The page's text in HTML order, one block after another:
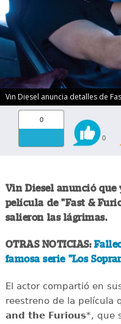
Vin Diesel anuncia detalles de
0
0
Vin Diesel anunció
película de "Fast &
salieron las lágrimas.
OTRAS NOTICIAS:
famosa serie "Los
El actor compartió en
reestreno de la película
and the Furious*, que